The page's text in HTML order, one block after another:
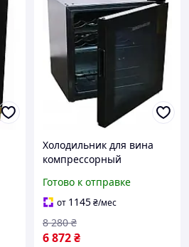
Холодильник для вина
компрессорный
механическое
управление, арт.
88000098686)
Готово к отправке
от 1145₴/мес
6 872₴
8 280 ₴